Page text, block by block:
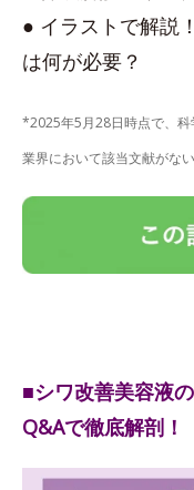
● イラストで解説
は何が必要？
*2025年5月28日時点で、
業界において該当文献がな
■シワ改善美容液
Q&Aで徹底解剖！